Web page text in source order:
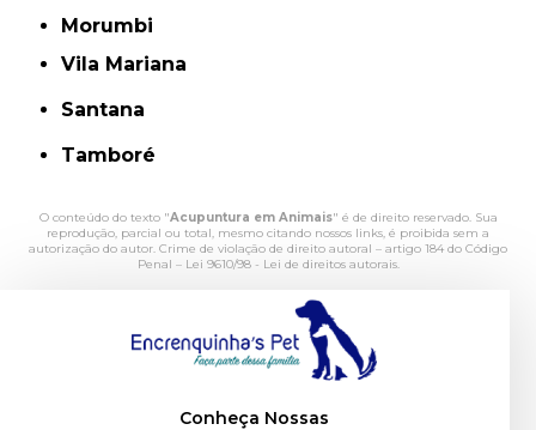
Morumbi
Vila Mariana
Santana
Tamboré
O conteúdo do texto "Acupuntura em Animais" é de direito reservado. Sua
reprodução, parcial ou total, mesmo citando nossos links, é proibida sem a
autorização do autor. Crime de violação de direito autoral – artigo 184 do Código
Penal – Lei 9610/98 - Lei de direitos autorais.
Conheça Nossas